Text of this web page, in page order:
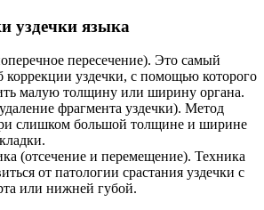
уздечки языка
пересечение). Это самый
коррекции уздечки, с помощью которого
малую толщину или ширину органа.
фрагмента уздечки). Метод
слишком большой толщине и ширине
(отсечение и перемещение). Техника
от патологии срастания уздечки с
или нижней губой.